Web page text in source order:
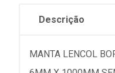
Descrição
MANTA LENCOL